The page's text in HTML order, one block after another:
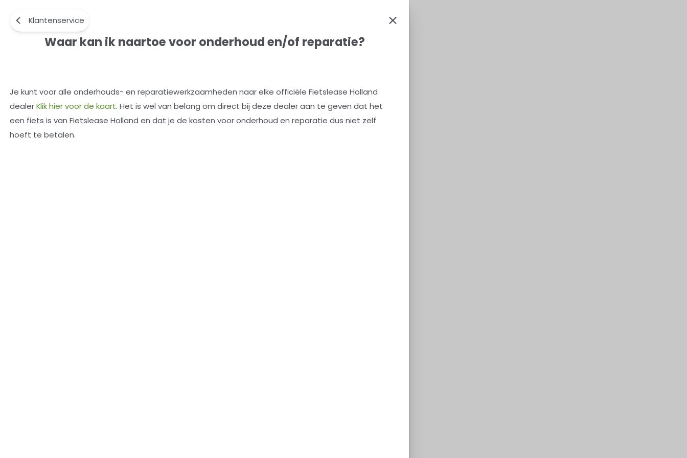
Klantenservice
Waar kan ik naartoe voor onderhoud en/of reparatie?
Je kunt voor alle onderhouds- en reparatiewerkzaamheden naar elke officiële Fietslease Holland
dealerKlik hier voor de kaart. Het is wel van belang om direct bij deze dealer aan te geven dat het
een fiets is van Fietslease Holland en dat je de kosten voor onderhoud en reparatie dus niet zelf
hoeft te betalen.